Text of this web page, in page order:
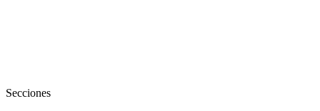
Secciones